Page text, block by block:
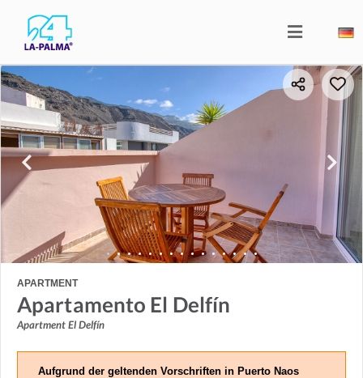
APARTMENT
Apartamento El Delfín
Apartment El Delfín
Aufgrund der geltenden Vorschriften in Puerto Naos